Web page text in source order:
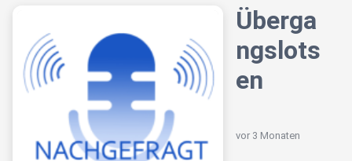
Überga
ngslots
en
vor 3 Monaten